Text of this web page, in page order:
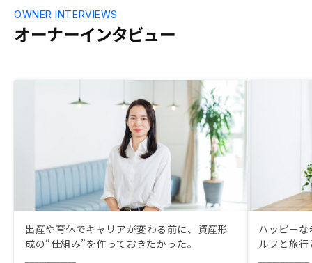
オーナーインタビュー
OWNER INTERVIEWS
出産や育休でキャリアが変わる前に、資産形
成の“仕組み”を作っておきたかった。
ハッピー
ルフと旅